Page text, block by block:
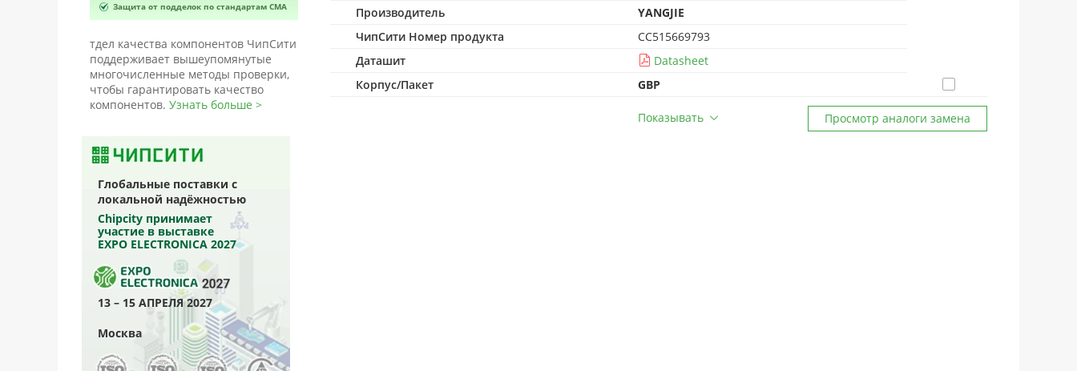
Защита от подделок по стандартам CMA
Защита от подделок по стандартам CMA
Защита от подделок по стандартам CMA
тдел качества компонентов ЧипСити
поддерживает вышеупомянутые
многочисленные методы проверки,
чтобы гарантировать качество
компонентов. Узнать больше >
Глобальные поставки с
локальной надёжностью
Chipcity принимает
участие в выставке
EXPO ELECTRONICA 2027
13 – 15 АПРЕЛЯ 2027
Москва
Производитель
YANGJIE
ЧипСити Номер продукта
CC515669793
Даташит
Datasheet
Корпус/Пакет
GBP
Показывать Просмотр аналоги замена